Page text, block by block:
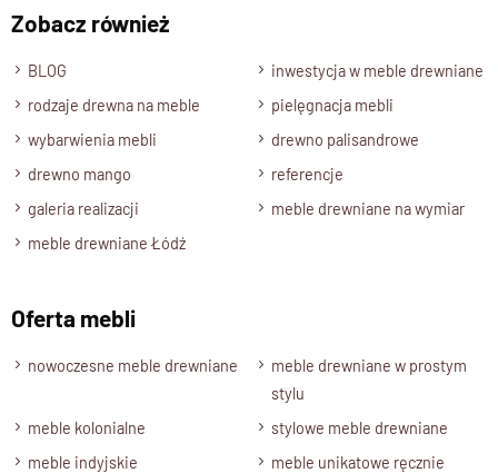
Wybarwienia, drewno -Opcje
Naturalny
Stan produktu
Zmontowany
Zobacz również
BLOG
inwestycja w meble drewniane
rodzaje drewna na meble
pielęgnacja mebli
wybarwienia mebli
drewno palisandrowe
drewno mango
referencje
galeria realizacji
meble drewniane na wymiar
meble drewniane Łódź
Oferta mebli
nowoczesne meble drewniane
meble drewniane w prostym
stylu
meble kolonialne
stylowe meble drewniane
meble indyjskie
meble unikatowe ręcznie